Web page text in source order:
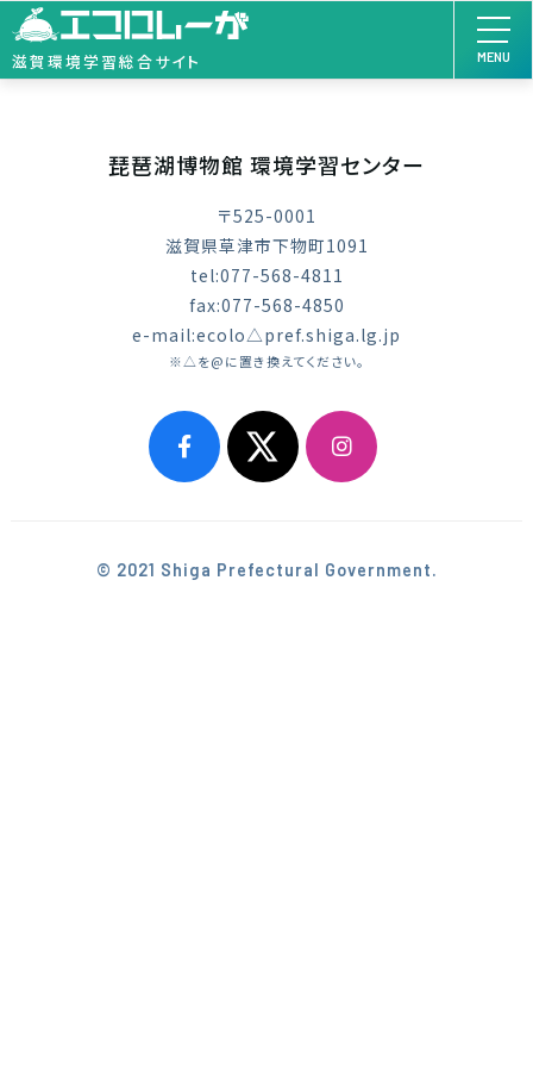
滋賀環境学習総合サイト MENU
琵琶湖博物館 環境学習センター
〒525-0001
滋賀県草津市下物町1091
tel:077-568-4811
fax:077-568-4850
e-mail:ecolo△pref.shiga.lg.jp
※△を@に置き換えてください。
© 2021 Shiga Prefectural Government.